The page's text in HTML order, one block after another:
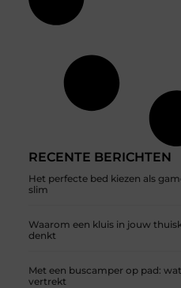
RECENTE BERICHTEN
Het perfecte bed kiezen als
slim
Waarom een kluis in jouw
denkt
Met een buscamper op pad:
vertrekt